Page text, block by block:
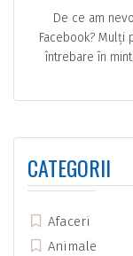
De ce am
Facebook?
întrebare în
CATEGORII
Afaceri
Animale